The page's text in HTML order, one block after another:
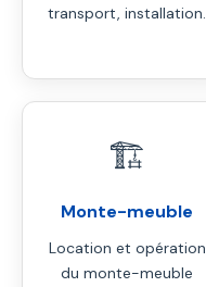
transport, installation.
🏗️
Monte-meuble
Location et opération
du monte-meuble